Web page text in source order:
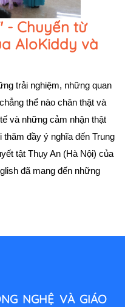
- Chuyến từ
AloKiddy và
trải nghiệm, những quan
thể nào chân thật và
và những cảm nhận thật
đầy ý nghĩa đến Trung
tật Thụy An (Hà Nội) của
đã mang đến những
NGHỆ VÀ GIÁO